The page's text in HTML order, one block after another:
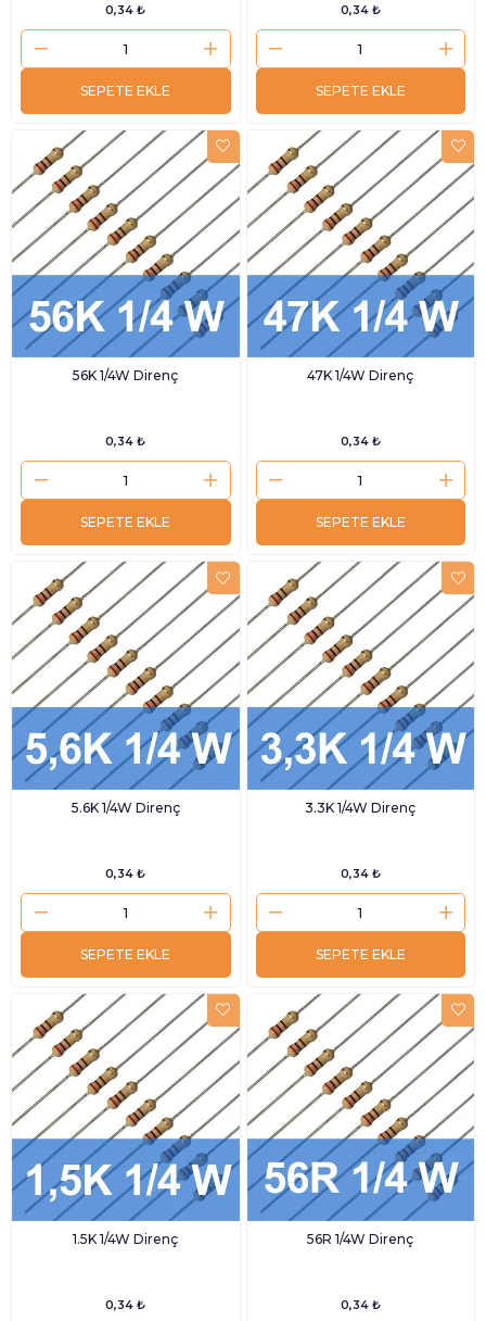
0,34 ₺
SEPETE EKLE
0,34 ₺
SEPETE EKLE
56K 1/4W Direnç
0,34 ₺
SEPETE EKLE
47K 1/4W Direnç
0,34 ₺
SEPETE EKLE
5.6K 1/4W Direnç
0,34 ₺
SEPETE EKLE
3.3K 1/4W Direnç
0,34 ₺
SEPETE EKLE
1.5K 1/4W Direnç
0,34 ₺
56R 1/4W Direnç
0,34 ₺